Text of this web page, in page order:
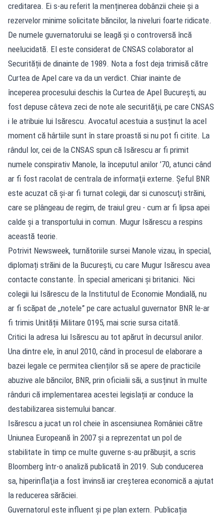
creditarea. Ei s-au referit la menținerea dobânzii cheie și a
rezervelor minime solicitate băncilor, la niveluri foarte ridicate.
De numele guvernatorului se leagă și o controversă încă
neelucidată. El este considerat de CNSAS colaborator al
Securității de dinainte de 1989. Nota a fost deja trimisă către
Curtea de Apel care va da un verdict. Chiar inainte de
începerea procesului deschis la Curtea de Apel Bucureşti, au
fost depuse câteva zeci de note ale securităţii, pe care CNSAS
i le atribuie lui Isărescu. Avocatul acestuia a susținut la acel
moment că hârtiile sunt în stare proastă si nu pot fi citite. La
rândul lor, cei de la CNSAS spun că Isărescu ar fi primit
numele conspirativ Manole, la începutul anilor ’70, atunci când
ar fi fost racolat de centrala de informaţii externe. Şeful BNR
este acuzat că şi-ar fi turnat colegii, dar si cunoscuţi străini,
care se plângeau de regim, de traiul greu - cum ar fi lipsa apei
calde și a transportului in comun. Mugur Isărescu a respins
această teorie.
Potrivit Newsweek, turnătoriile sursei Manole vizau, în special,
diplomați străini de la București, cu care Mugur Isărescu avea
contacte constante. În special americani și britanici. Nici
colegii lui Isărescu de la Institutul de Economie Mondială, nu
ar fi scăpat de ,,notele” pe care actualul guvernator BNR le-ar
fi trimis Unității Militare 0195, mai scrie sursa citată.
Critici la adresa lui Isărescu au tot apărut în decursul anilor.
Una dintre ele, în anul 2010, când în procesul de elaborare a
bazei legale ce permitea clienților să se apere de practicile
abuzive ale băncilor, BNR, prin oficialii săi, a susținut în multe
rânduri că implementarea acestei legislații ar conduce la
destabilizarea sistemului bancar.
Isărescu a jucat un rol cheie în ascensiunea României către
Uniunea Europeană în 2007 şi a reprezentat un pol de
stabilitate în timp ce multe guverne s-au prăbușit, a scris
Bloomberg într-o analiză publicată în 2019. Sub conducerea
sa, hiperinflaţia a fost învinsă iar creşterea economică a ajutat
la reducerea sărăciei.
Guvernatorul este influent și pe plan extern. Publicația